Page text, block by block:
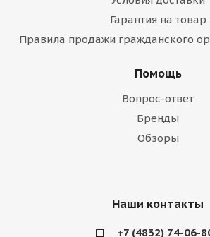
Гарантия на товар
Правила продажи гражданского
Помощь
Вопрос-ответ
Бренды
Обзоры
Наши контакты
+7 (4832) 74-06-